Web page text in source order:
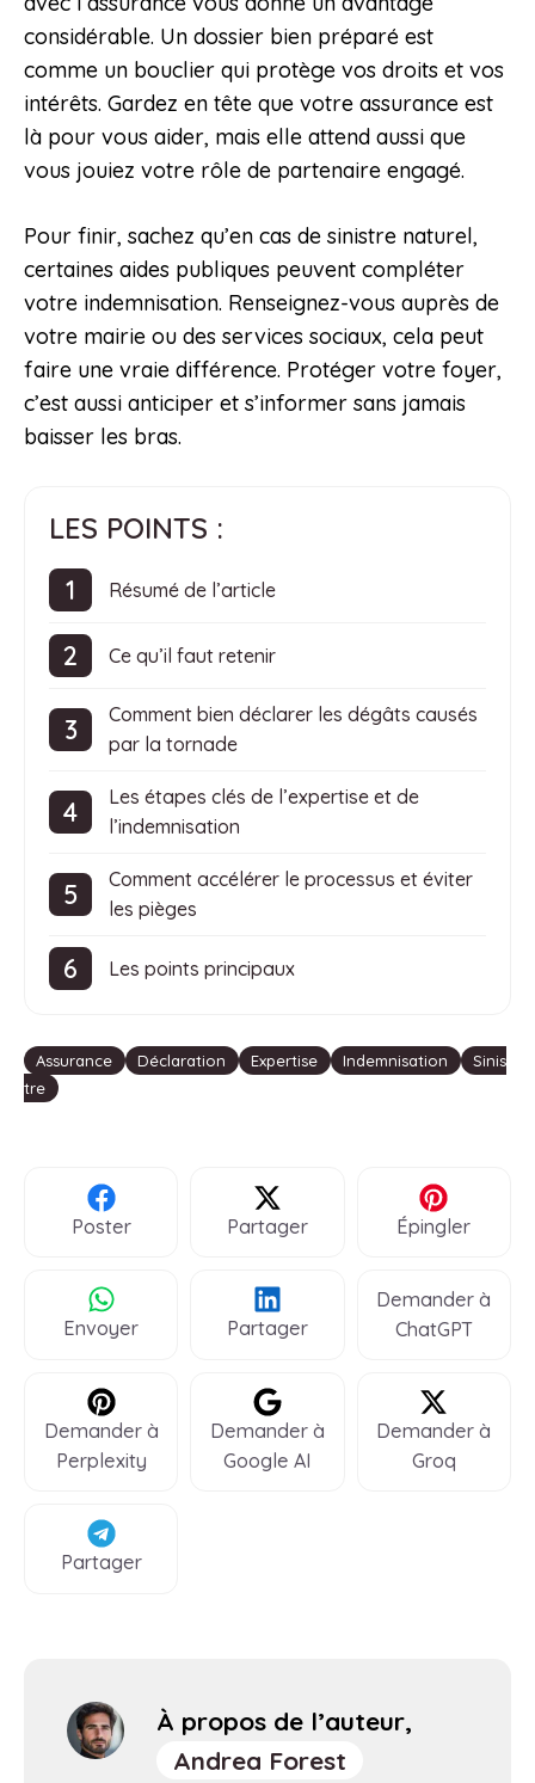
considérable. Un dossier bien préparé est
comme un bouclier qui protège vos droits et vos
intérêts. Gardez en tête que votre assurance est
là pour vous aider, mais elle attend aussi que
vous jouiez votre rôle de partenaire engagé.
Pour finir, sachez qu’en cas de sinistre naturel,
certaines aides publiques peuvent compléter
votre indemnisation. Renseignez-vous auprès de
votre mairie ou des services sociaux, cela peut
faire une vraie différence. Protéger votre foyer,
c’est aussi anticiper et s’informer sans jamais
baisser les bras.
LES POINTS :
Résumé de l’article
Ce qu’il faut retenir
Comment bien déclarer les dégâts causés
par la tornade
Les étapes clés de l’expertise et de
l’indemnisation
Comment accélérer le processus et éviter
les pièges
Les points principaux
Étiquettes
Assurance Déclaration Expertise Indemnisation
Sinis
tre
Poster Partager Épingler
Envoyer Partager
Demander à
ChatGPT
Demander à
Perplexity
Demander à
Google AI
Demander à
Groq
Partager
À propos de l’auteur,
Andrea Forest